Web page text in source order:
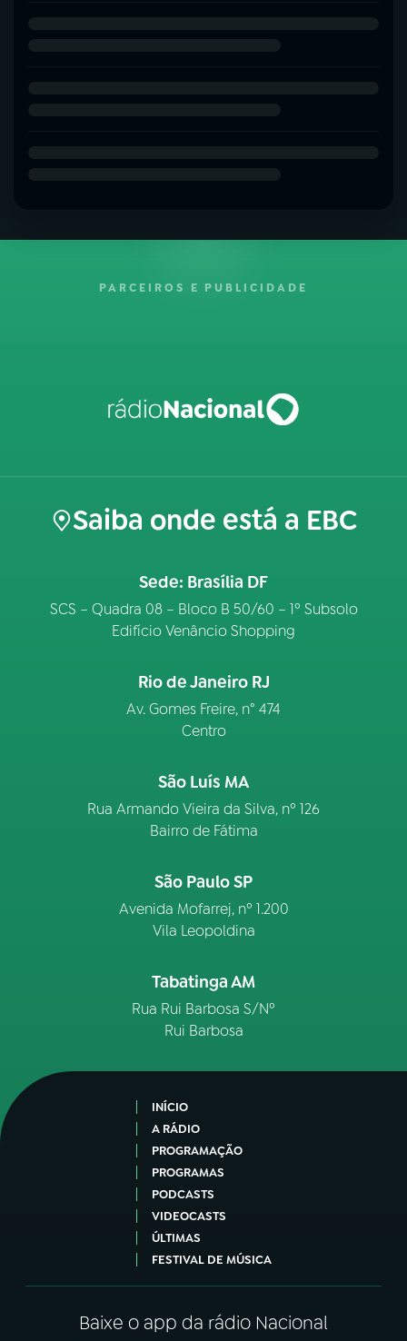
PARCEIROS E PUBLICIDADE
Saiba onde está a EBC
Sede: Brasília DF
SCS – Quadra 08 – Bloco B 50/60 – 1º Subsolo
Edifício Venâncio Shopping
Rio de Janeiro RJ
Av. Gomes Freire, n° 474
Centro
São Luís MA
Rua Armando Vieira da Silva, nº 126
Bairro de Fátima
São Paulo SP
Avenida Mofarrej, nº 1.200
Vila Leopoldina
Tabatinga AM
Rua Rui Barbosa S/Nº
Rui Barbosa
INÍCIO
A RÁDIO
PROGRAMAÇÃO
PROGRAMAS
PODCASTS
VIDEOCASTS
ÚLTIMAS
FESTIVAL DE MÚSICA
Baixe o app da rádio Nacional